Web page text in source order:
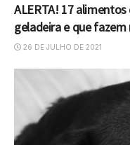
ALERTA! 17
geladeira e que fazem
26 DE JULHO DE 2021